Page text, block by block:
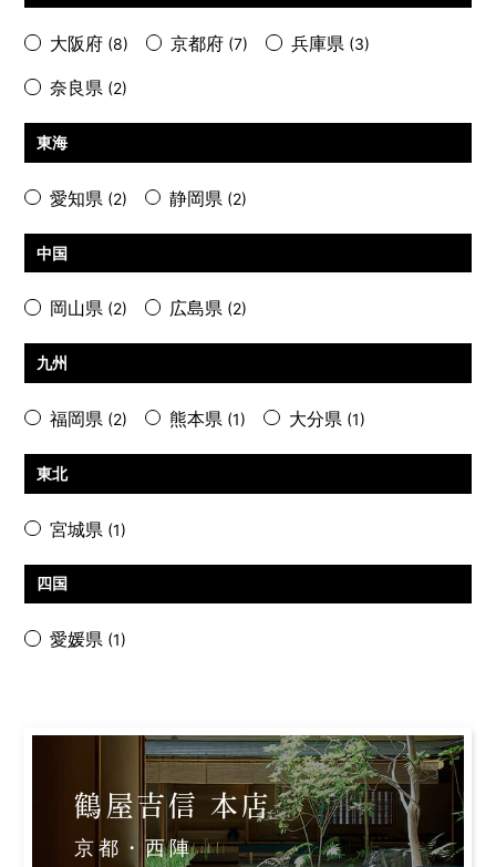
大阪府(8) 京都府 (7) 兵庫県 (3)
奈良県 (2)
東海
愛知県 (2) 静岡県 (2)
中国
岡山県(2) 広島県 (2)
九州
福岡県 (2) 熊本県 (1) 大分県 (1)
東北
宮城県 (1)
四国
愛媛県 (1)
鶴屋吉信 本店
京都・西陣